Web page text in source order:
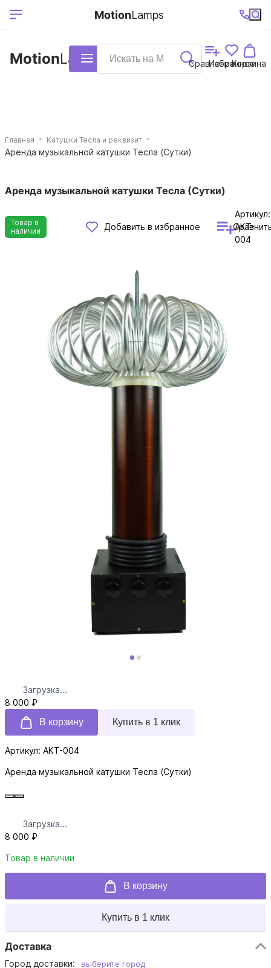
Ваш регион
Выберите ваш
+7 (495)740-
38-68
График
работы
MotionLamps Каталог Сравнение
Избранное
Корзина
MotionLamps
Главная Катушки Тесла и реквизит
Аренда музыкальной катушки Тесла (Сутки)
Аренда музыкальной катушки Тесла (Сутки)
Товар в
наличии
Добавить в избранное
Артикул:
AKT-
004
Загрузка...
8 000 ₽
В корзину
Купить в 1 клик
Артикул: AKT-004
Аренда музыкальной катушки Тесла (Сутки)
Загрузка...
8 000 ₽
Товар в наличии
В корзину
Купить в 1 клик
Доставка
Город доставки: выберите город